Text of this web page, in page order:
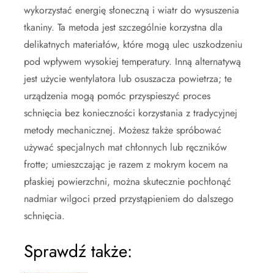
wykorzystać energię słoneczną i wiatr do wysuszenia
tkaniny. Ta metoda jest szczególnie korzystna dla
delikatnych materiałów, które mogą ulec uszkodzeniu
pod wpływem wysokiej temperatury. Inną alternatywą
jest użycie wentylatora lub osuszacza powietrza; te
urządzenia mogą pomóc przyspieszyć proces
schnięcia bez konieczności korzystania z tradycyjnej
metody mechanicznej. Możesz także spróbować
używać specjalnych mat chłonnych lub ręczników
frotte; umieszczając je razem z mokrym kocem na
płaskiej powierzchni, można skutecznie pochłonąć
nadmiar wilgoci przed przystąpieniem do dalszego
schnięcia.
Sprawdź także: